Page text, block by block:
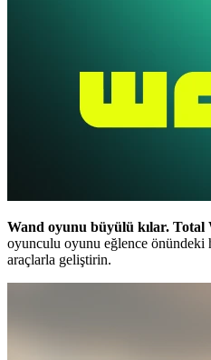
Wand oyunu büyülü kılar. Total
oyunculu oyunu eğlence önündeki
araçlarla geliştirin.